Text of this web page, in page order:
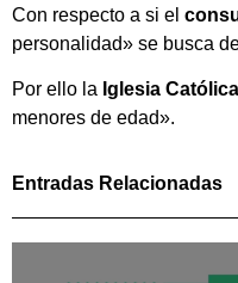
Con respecto a si el
personalidad» se busca
Por ello la Iglesia
menores de edad».
Entradas Relacionadas